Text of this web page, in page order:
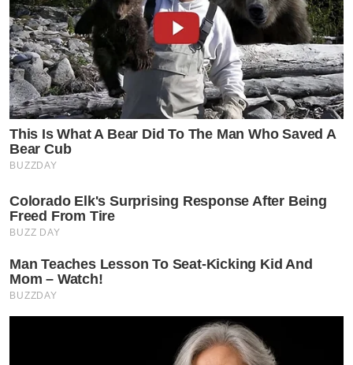
This Is What A Bear Did To The Man Who Saved A
Bear Cub
BUZZDAY
Colorado Elk's Surprising Response After Being
Freed From Tire
BUZZ DAY
Man Teaches Lesson To Seat-Kicking Kid And
Mom – Watch!
BUZZDAY